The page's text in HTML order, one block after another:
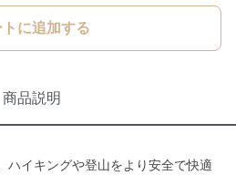
トに追加する
商品説明
ハイキングや登山をより安全で快適